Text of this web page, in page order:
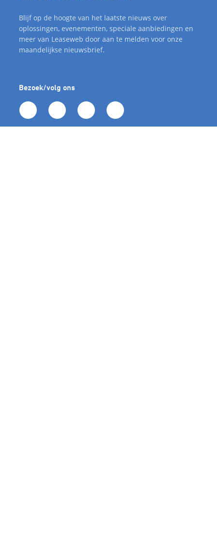
Blijf op de hoogte van het laatste nieuws over
oplossingen, evenementen, speciale aanbiedingen en
meer van Leaseweb door aan te melden voor onze
maandelijkse nieuwsbrief.
Bezoek/volg ons